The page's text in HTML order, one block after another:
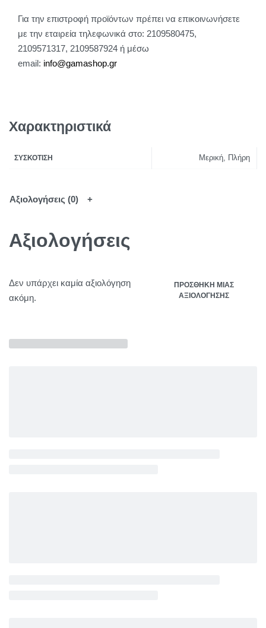
Για την επιστροφή προϊόντων πρέπει να επικοινωνήσετε
με την εταιρεία τηλεφωνικά στο: 2109580475,
2109571317, 2109587924 ή μέσω
email: info@gamashop.gr
Χαρακτηριστικά
ΣΥΣΚΌΤΙΣΗ Μερική, Πλήρη
Αξιολογήσεις (0)
Αξιολογήσεις
Δεν υπάρχει καμία αξιολόγηση
ακόμη.
ΠΡΟΣΘΉΚΗ ΜΊΑΣ
ΑΞΙΟΛΌΓΗΣΗΣ